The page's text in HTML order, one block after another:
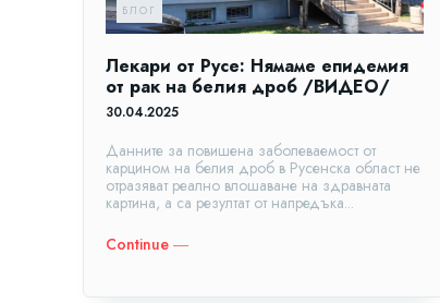
БЛОГ
Лекари от Русе: Нямаме епидемия
от рак на белия дроб /ВИДЕО/
30.04.2025
Данните за повишена заболеваемост от
карцином на белия дроб в Русенска област не
отразяват реално влошаване на здравната
картина, а са резултат от напредъка...
Continue ―